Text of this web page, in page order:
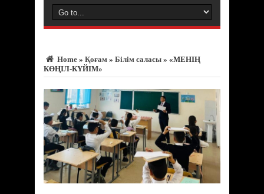
Home » Қоғам » Білім саласы » «МЕНІҢ
КӨҢІЛ-КҮЙІМ»